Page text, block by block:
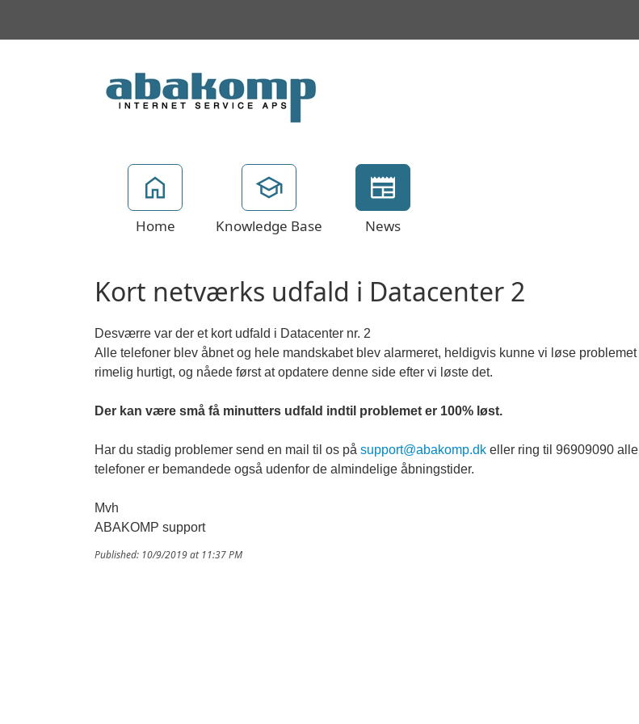
Home Knowledge Base News
Kort netværks udfald i Datacenter 2
Desværre var der et kort udfald i Datacenter nr. 2
Alle telefoner blev åbnet og hele mandskabet blev alarmeret, heldigvis kunne vi løse problemet
rimelig hurtigt, og nåede først at opdatere denne side efter vi løste det.
Der kan være små få minutters udfald indtil problemet er 100% løst.
Har du stadig problemer send en mail til os på support@abakomp.dk eller ring til 96909090 alle
telefoner er bemandede også udenfor de almindelige åbningstider.
Mvh
ABAKOMP support
Published: 10/9/2019 at 11:37 PM